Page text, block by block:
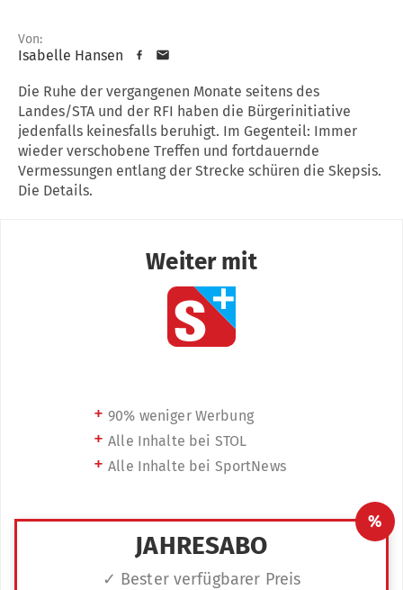
Von:
Isabelle Hansen
Die Ruhe der vergangenen Monate seitens des
Landes/STA und der RFI haben die Bürgerinitiative
jedenfalls keinesfalls beruhigt. Im Gegenteil: Immer
wieder verschobene Treffen und fortdauernde
Vermessungen entlang der Strecke schüren die Skepsis.
Die Details.